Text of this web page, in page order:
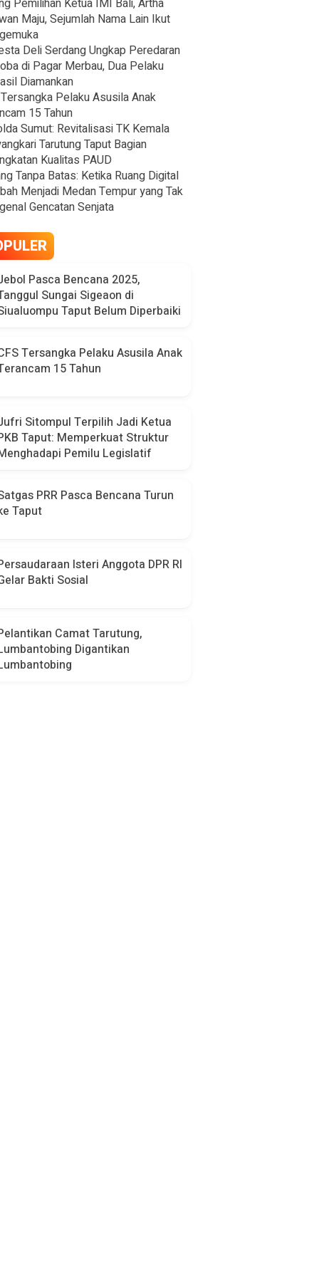
Pemilihan Ketua IMI Bali, Artha
Maju, Sejumlah Nama Lain Ikut
Deli Serdang Ungkap Peredaran
di Pagar Merbau, Dua Pelaku
Diamankan
Pelaku Asusila Anak
15 Tahun
Sumut: Revitalisasi TK Kemala
Tarutung Taput Bagian
Kualitas PAUD
Tanpa Batas: Ketika Ruang Digital
Menjadi Medan Tempur yang Tak
Gencatan Senjata
Pasca Bencana 2025,
Sungai Sigeaon di
Taput Belum Diperbaiki
Tersangka Pelaku Asusila Anak
15 Tahun
Sitompul Terpilih Jadi Ketua
Taput: Memperkuat Struktur
Pemilu Legislatif
PRR Pasca Bencana Turun
Taput
Isteri Anggota DPR RI
Bakti Sosial
Camat Tarutung,
Digantikan